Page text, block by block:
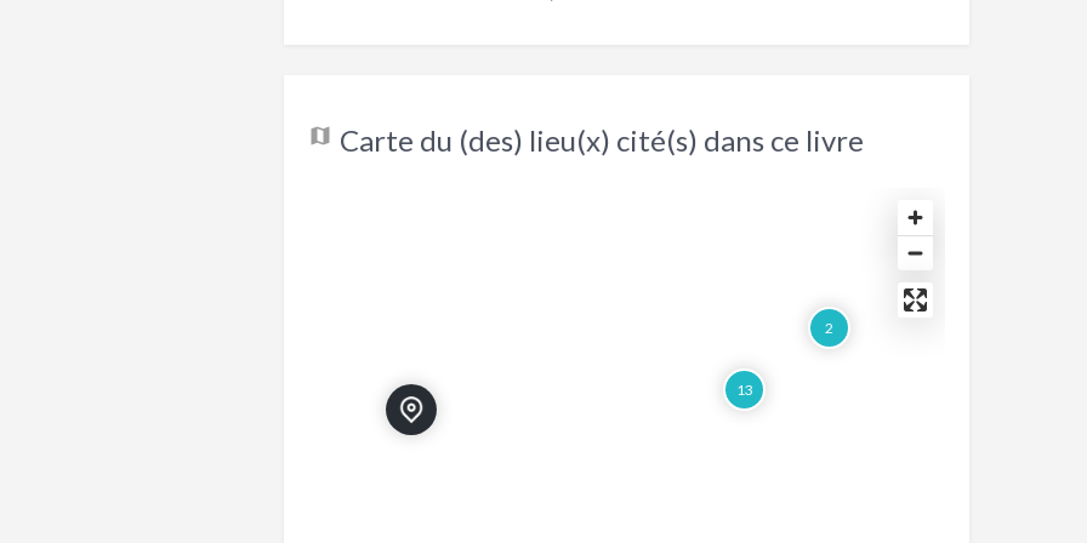
Carte du (des) lieu(x) cité(s) dans ce livre
13
2